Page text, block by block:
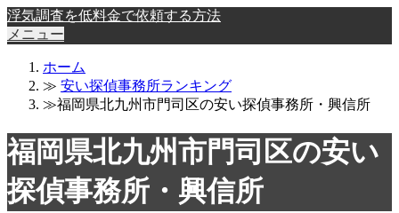
浮気調査を低料金で依頼する方法
メニュー
ホーム
≫ 安い探偵事務所ランキング
≫福岡県北九州市門司区の安い探偵事務所・興信所
福岡県北九州市門司区の安い
探偵事務所・興信所